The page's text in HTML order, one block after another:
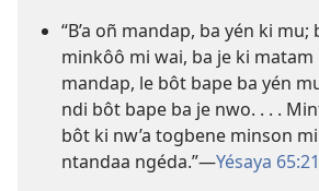
“B’a oñ mandap, ba yén ki mu;
minkôô mi wai, ba je ki matam
mandap, le bôt bape ba yén
ndi bôt bape ba je nwo. . . .
bôt ki nw’a togbene minson
ntandaa ngéda.”​—Yésaya